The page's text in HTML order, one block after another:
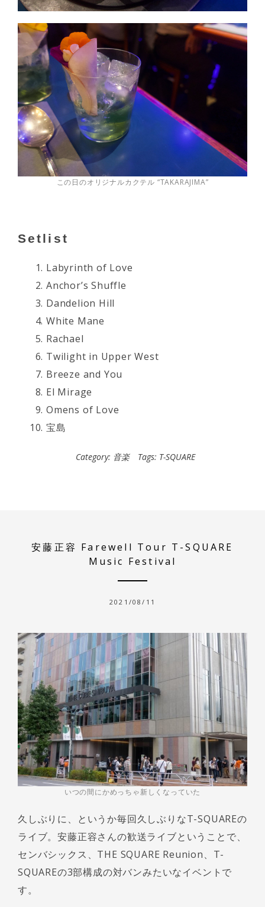
この日のオリジナルカクテル “TAKARAJIMA”
Setlist
Labyrinth of Love
Anchor’s Shuffle
Dandelion Hill
White Mane
Rachael
Twilight in Upper West
Breeze and You
El Mirage
Omens of Love
宝島
Category: 音楽 Tags: T-SQUARE
安藤正容 Farewell Tour T-SQUARE
Music Festival
2021/08/11
いつの間にかめっちゃ新しくなっていた
久しぶりに、というか毎回久しぶりなT-SQUAREの
ライブ。安藤正容さんの歓送ライブということで、
センバシックス、THE SQUARE Reunion、T-
SQUAREの3部構成の対バンみたいなイベントで
す。